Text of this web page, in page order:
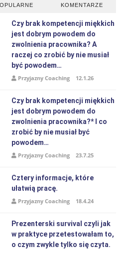
KOMENTARZE
Czy brak kompetencji miękkich
jest dobrym powodem do
zwolnienia pracownika? A
raczej co zrobić by nie musiał
być powodem…
Przyjazny Coaching 12.1.26
Czy brak kompetencji miękkich
jest dobrym powodem do
zwolnienia pracownika?* I co
zrobić by nie musiał być
powodem…
Przyjazny Coaching 23.7.25
Cztery informacje, które
ułatwią pracę.
Przyjazny Coaching 18.4.24
Prezenterski survival czyli jak
w praktyce przetestowałam to,
o czym zwykle tylko się czyta.